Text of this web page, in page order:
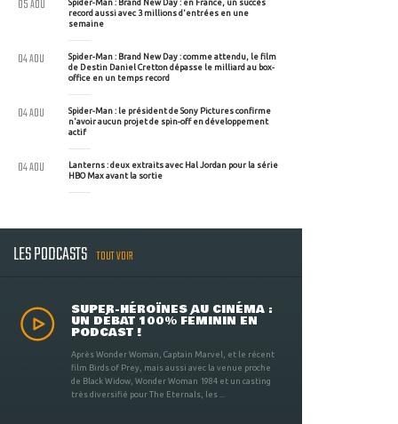
Spider-Man : Brand New Day : en France, un succès
record aussi avec 3 millions d'entrées en une
semaine
05 AOU
Spider-Man : Brand New Day : comme attendu, le film
de Destin Daniel Cretton dépasse le milliard au box-
office en un temps record
04 AOU
Spider-Man : le président de Sony Pictures confirme
n'avoir aucun projet de spin-off en développement
actif
04 AOU
Lanterns : deux extraits avec Hal Jordan pour la série
HBO Max avant la sortie
04 AOU
LES PODCASTS TOUT VOIR
SUPER-HÉROÏNES AU CINÉMA :
UN DÉBAT 100% FÉMININ EN
PODCAST !
Après Wonder Woman, Captain Marvel, et le récent
film Birds of Prey, mais aussi avec la venue proche
de Black Widow, Wonder Woman 1984 et un casting
très diversifié pour The Eternals, les ...